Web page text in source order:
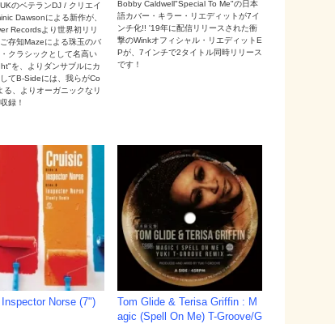
のベテランDJ / クリエイ
Dawsonによる新作が、
Recordsより世界初リリ
存知Mazeによる珠玉のバ
クラシックとして名高い
を、よりダンサブルにカ
てB-Sideには、我らがCo
る、よりオーガニックなリ
録！
Bobby Caldwell"Special To Me"の日本
語カバー・キラー・リエディットが7イ
ンチ化!! '19年に配信リリースされた衝
撃のWinkオフィシャル・リエディットE
Pが、7インチで2タイトル同時リリース
です！
Norse (7")
Tom Glide & Terisa Griffin : M
agic (Spell On Me) T-Groove/G